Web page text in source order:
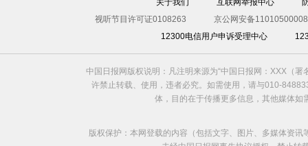
关于我们 互联网举报中心
视听节目许可证0108263
京公网安备
12300电信用户申诉受理中心
中国日报网版权说明：凡注明来源为“中国日报网：XXX（
许禁止转载、使用，违者必究。如需使用，请与010-
体，目的在于传播更多信息，其他媒体
版权保护：本网登载的内容（包括文字、图片、多媒体资